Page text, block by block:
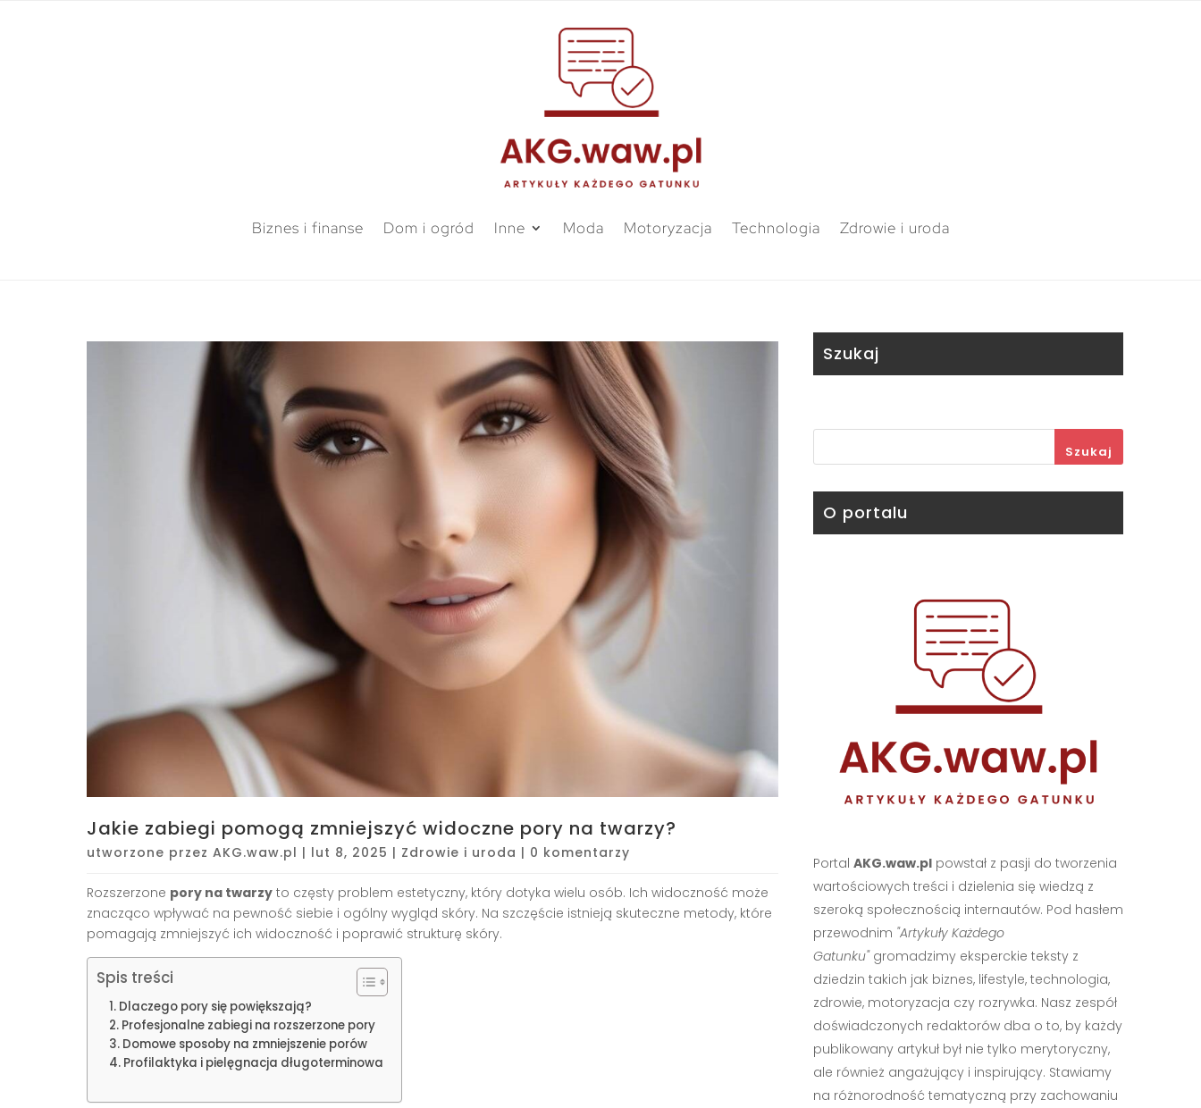
Biznes i finanse Dom i ogród Inne Moda Motoryzacja Technologia Zdrowie i uroda
Jakie zabiegi pomogą zmniejszyć widoczne pory na twarzy?
utworzone przez AKG.waw.pl | lut 8, 2025 | Zdrowie i uroda | 0 komentarzy
Rozszerzone pory na twarzy to częsty problem estetyczny, który dotyka wielu osób. Ich widoczność może
znacząco wpływać na pewność siebie i ogólny wygląd skóry. Na szczęście istnieją skuteczne metody, które
pomagają zmniejszyć ich widoczność i poprawić strukturę skóry.
Spis treści
Dlaczego pory się powiększają?
Profesjonalne zabiegi na rozszerzone pory
Domowe sposoby na zmniejszenie porów
Profilaktyka i pielęgnacja długoterminowa
Szukaj
Szukaj
O portalu
Portal AKG.waw.plpowstał z pasji do tworzenia
wartościowych treści i dzielenia się wiedzą z
szeroką społecznością internautów. Pod hasłem
przewodnim "Artykuły Każdego
Gatunku"gromadzimy eksperckie teksty z
dziedzin takich jak biznes, lifestyle, technologia,
zdrowie, motoryzacja czy rozrywka. Nasz zespół
doświadczonych redaktorów dba o to, by każdy
publikowany artykuł był nie tylko merytoryczny,
ale również angażujący i inspirujący. Stawiamy
na różnorodność tematyczną przy zachowaniu